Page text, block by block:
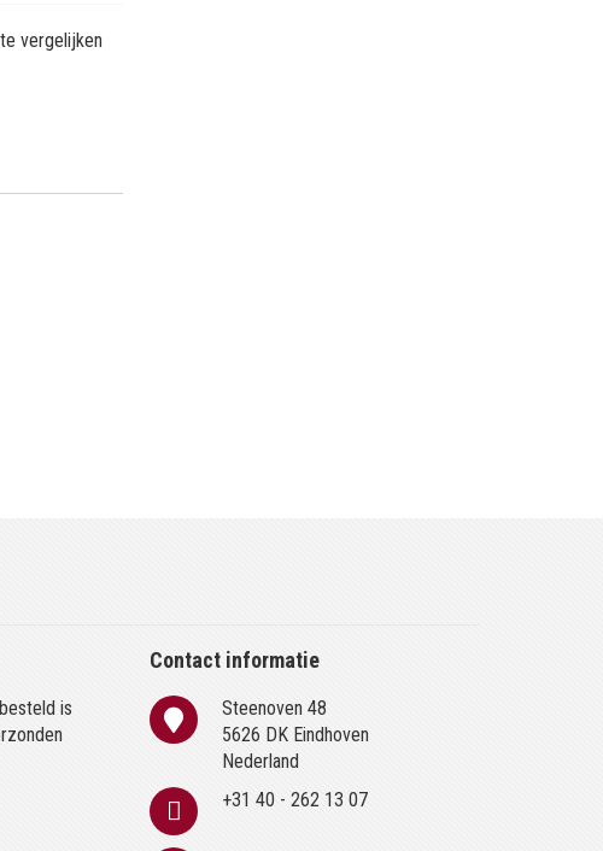
vergelijken
besteld is
Contact informatie
Steenoven 48
5626 DK Eindhoven
Nederland
+31 40 - 262 13 07